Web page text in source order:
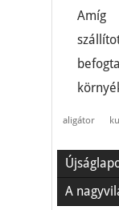
Amíg
aligátor
A